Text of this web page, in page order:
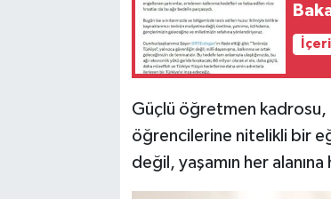
Güçlü öğretmen kadrosu,
öğrencilerine nitelikli bir
değil, yaşamın her alanına